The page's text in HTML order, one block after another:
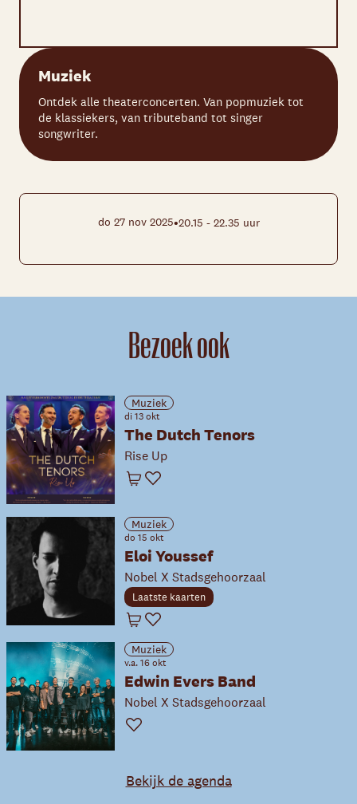
Muziek
Ontdek alle theaterconcerten. Van popmuziek tot
de klassiekers, van tributeband tot singer
songwriter.
do 27 nov 2025•20.15 - 22.35 uur
Bezoek ook
Muziek
di 13 okt
The Dutch Tenors
Rise Up
Winkelwagen
Favoriet
Muziek
do 15 okt
Eloi Youssef
Nobel X Stadsgehoorzaal
Laatste kaarten
Winkelwagen
Favoriet
Muziek
v.a. 16 okt
Edwin Evers Band
Nobel X Stadsgehoorzaal
Favoriet
Bekijk de agenda